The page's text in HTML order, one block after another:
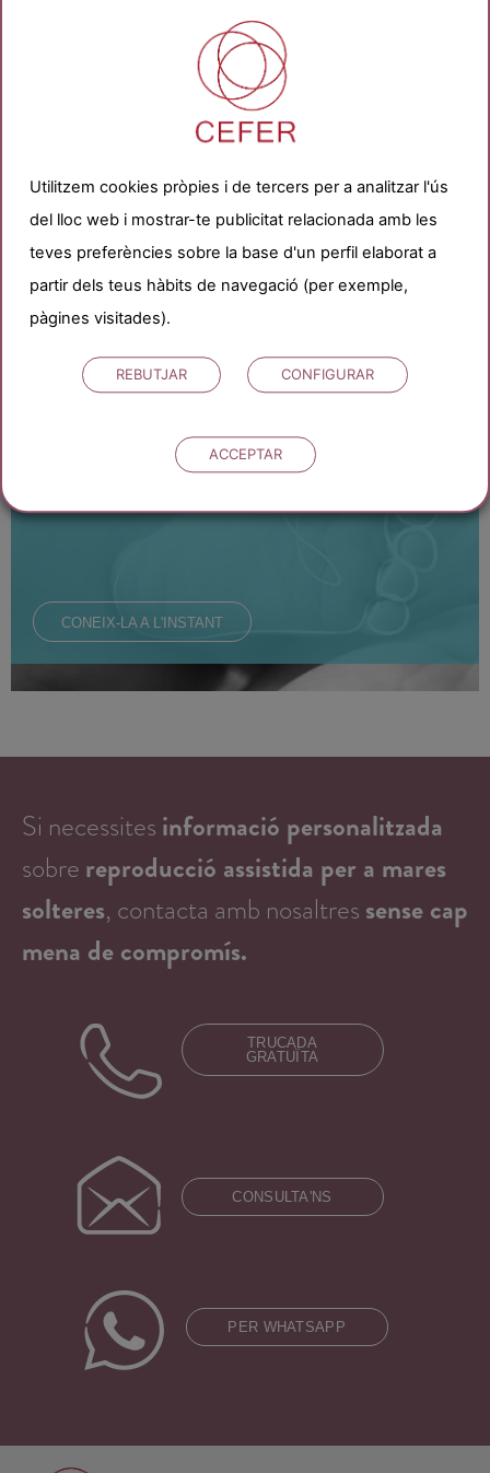
Pre-diagnòstic i
pressupost
gratuït en 2 minuts
REPRODUCCIÓ ASSISTIDA
Calcula el teu
finançamentamesura
CONEIX-LA A L'INSTANT
Si necessites informació personalitzada
sobre reproducció assistida per a mares
solteres, contacta amb nosaltres sense cap
mena de compromís.
TRUCADA
GRATUÏTA
CONSULTA'NS
PER WHATSAPP
Utilitzem cookies pròpies i de tercers per a analitzar l'ús
del lloc web i mostrar-te publicitat relacionada amb les
teves preferències sobre la base d'un perfil elaborat a
partir dels teus hàbits de navegació (per exemple,
pàgines visitades).
REBUTJAR CONFIGURAR
ACCEPTAR